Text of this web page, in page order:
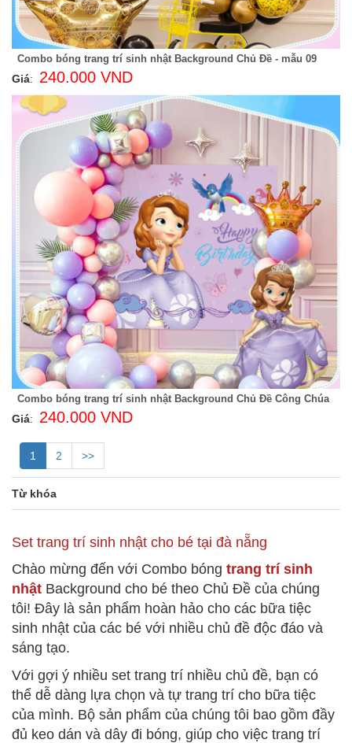
Combo bóng trang trí sinh nhật Background Chủ Đề - mẫu 09
Giá: 240.000 VND
Combo bóng trang trí sinh nhật Background Chủ Đề Công Chúa
Giá: 240.000 VND
1 2 >>
Từ khóa
Set trang trí sinh nhật cho bé tại đà nẵng
Chào mừng đến với Combo bóng trang trí sinh
nhật Background cho bé theo Chủ Đề của chúng
tôi! Đây là sản phẩm hoàn hảo cho các bữa tiệc
sinh nhật của các bé với nhiều chủ đề độc đáo và
sáng tạo.
Với gợi ý nhiều set trang trí nhiều chủ đề, bạn có
thể dễ dàng lựa chọn và tự trang trí cho bữa tiệc
của mình. Bộ sản phẩm của chúng tôi bao gồm đầy
đủ keo dán và dây đi bóng, giúp cho việc trang trí